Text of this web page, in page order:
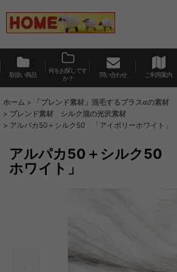
取扱い商品
何をお探しです
か？
問い合わせ ご利用案内
ホーム >
「ブレンド素材」混毛するプラスαの素材
> ブレンド素材 シルク混の光沢素材
> アルパカ50＋シルク50 「アイボリーホワイト」
アルパカ50＋シルク50
ホワイト」